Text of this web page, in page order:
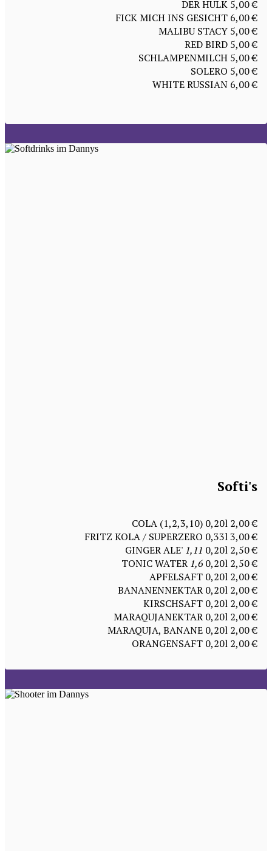
DER HULK 5,00 €
FICK MICH INS GESICHT 6,00 €
MALIBU STACY 5,00 €
RED BIRD 5,00 €
SCHLAMPENMILCH 5,00 €
SOLERO 5,00 €
WHITE RUSSIAN 6,00 €
Softi's
COLA (1,2,3,10) 0,20l 2,00 €
FRITZ KOLA / SUPERZERO 0,33l 3,00 €
GINGER ALE' 1,11 0,20l 2,50 €
TONIC WATER 1,60,20l 2,50 €
APFELSAFT 0,20l 2,00 €
BANANENNEKTAR 0,20l 2,00 €
KIRSCHSAFT 0,20l 2,00 €
MARAQUJANEKTAR 0,20l 2,00 €
MARAQUJA, BANANE 0,20l 2,00 €
ORANGENSAFT 0,20l 2,00 €